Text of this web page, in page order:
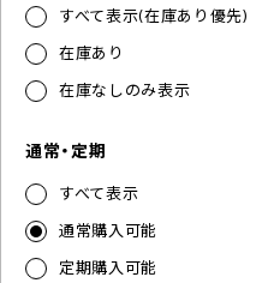
すべて表示(在庫あり優先)
在庫あり
在庫なしのみ表示
通常・定期
すべて表示
通常購入可能
定期購入可能